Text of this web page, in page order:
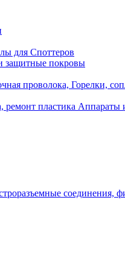
для Споттеров
защитные покровы
проволока, Горелки,
ремонт пластика Аппараты
соединения,